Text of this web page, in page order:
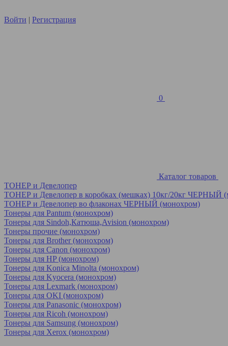
Войти | Регистрация
0
Каталог товаров
ТОНЕР и Девелопер
ТОНЕР и Девелопер в коробках (мешках) 10кг/20кг ЧЕРНЫЙ
ТОНЕР и Девелопер во флаконах ЧЕРНЫЙ (монохром)
Тонеры для Pantum (монохром)
Тонеры для Sindoh,Катюша,Avision (монохром)
Тонеры прочие (монохром)
Тонеры для Brother (монохром)
Тонеры для Canon (монохром)
Тонеры для HP (монохром)
Тонеры для Konica Minolta (монохром)
Тонеры для Kyocera (монохром)
Тонеры для Lexmark (монохром)
Тонеры для OKI (монохром)
Тонеры для Panasonic (монохром)
Тонеры для Ricoh (монохром)
Тонеры для Samsung (монохром)
Тонеры для Xerox (монохром)